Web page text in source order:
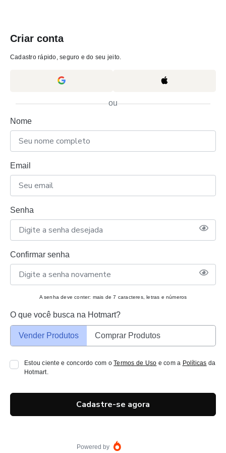
Criar conta
Cadastro rápido, seguro e do seu jeito.
ou
Nome
Email
Senha
Confirmar senha
A senha deve conter: mais de 7 caracteres, letras e números
O que você busca na Hotmart?
Vender Produtos Comprar Produtos
Estou ciente e concordo com oTermos de Uso e com a Políticas da
Hotmart.
Cadastre-se agora
Powered by